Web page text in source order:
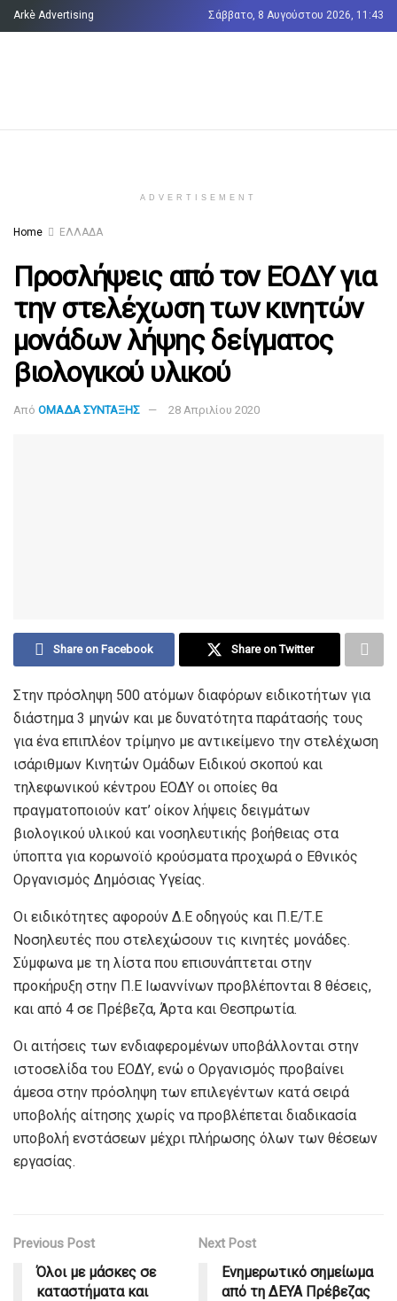
Arkè Advertising Σάββατο, 8 Αυγούστου 2026, 11:43
ADVERTISEMENT
Home ΕΛΛΑΔΑ
Προσλήψεις από τον ΕΟΔΥ για
την στελέχωση των κινητών
μονάδων λήψης δείγματος
βιολογικού υλικού
Από ΟΜΑΔΑ ΣΥΝΤΑΞΗΣ 28 Απριλίου 2020
Share on Facebook Share on Twitter
Στην πρόσληψη 500 ατόμων διαφόρων ειδικοτήτων για
διάστημα 3 μηνών και με δυνατότητα παράτασής τους
για ένα επιπλέον τρίμηνο με αντικείμενο την στελέχωση
ισάριθμων Κινητών Ομάδων Ειδικού σκοπού και
τηλεφωνικού κέντρου ΕΟΔΥ οι οποίες θα
πραγματοποιούν κατ’ οίκον λήψεις δειγμάτων
βιολογικού υλικού και νοσηλευτικής βοήθειας στα
ύποπτα για κορωνοϊό κρούσματα προχωρά ο Εθνικός
Οργανισμός Δημόσιας Υγείας.
Οι ειδικότητες αφορούν Δ.Ε οδηγούς και Π.Ε/Τ.Ε
Νοσηλευτές που στελεχώσουν τις κινητές μονάδες.
Σύμφωνα με τη λίστα που επισυνάπτεται στην
προκήρυξη στην Π.Ε Ιωαννίνων προβλέπονται 8 θέσεις,
και από 4 σε Πρέβεζα, Άρτα και Θεσπρωτία.
Οι αιτήσεις των ενδιαφερομένων υποβάλλονται στην
ιστοσελίδα του ΕΟΔΥ, ενώ ο Οργανισμός προβαίνει
άμεσα στην πρόσληψη των επιλεγέντων κατά σειρά
υποβολής αίτησης χωρίς να προβλέπεται διαδικασία
υποβολή ενστάσεων μέχρι πλήρωσης όλων των θέσεων
εργασίας.
Previous Post
Όλοι με μάσκες σε
καταστήματα και
Next Post
Ενημερωτικό σημείωμα
από τη ΔΕΥΑ Πρέβεζας